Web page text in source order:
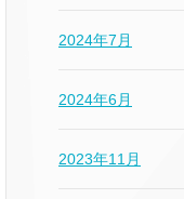
2024年7月
2024年6月
2023年11月